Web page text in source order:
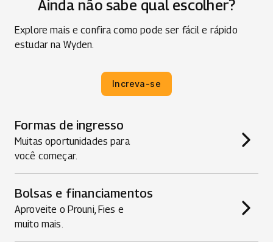
Ainda não sabe qual escolher?
Explore mais e confira como pode ser fácil e rápido
estudar na Wyden.
Increva-se
Formas de ingresso
Muitas oportunidades para
você começar.
Bolsas e financiamentos
Aproveite o Prouni, Fies e
muito mais.